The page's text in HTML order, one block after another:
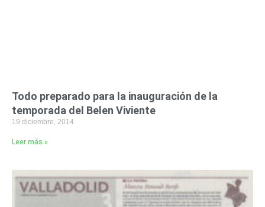
Todo preparado para la inauguración de la
temporada del Belen Viviente
19 diciembre, 2014
Leer más »